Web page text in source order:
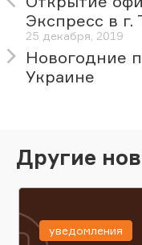
Экспресс в г.
25 декабря, 2019
Новогодние
Украине
Другие
уведомления